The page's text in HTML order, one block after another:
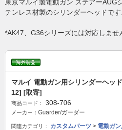
東京マルイ製電動ガン ステアーAUG
テンレス材製のシリンダーヘッドです
*AK47、G36シリーズには対応しませ
マルイ 電動ガン用シリンダーヘッ
12] [取寄]
商品コード： 308-706
メーカー： Guarder/ガーダー
関連カテゴリ： カスタムパーツ > 電動ガ